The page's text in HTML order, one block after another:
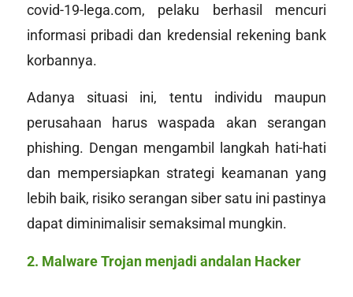
covid-19-lega.com, pelaku berhasil mencuri
informasi pribadi dan kredensial rekening bank
korbannya.
Adanya situasi ini, tentu individu maupun
perusahaan harus waspada akan serangan
phishing. Dengan mengambil langkah hati-hati
dan mempersiapkan strategi keamanan yang
lebih baik, risiko serangan siber satu ini pastinya
dapat diminimalisir semaksimal mungkin.
2. Malware Trojan menjadi andalan Hacker